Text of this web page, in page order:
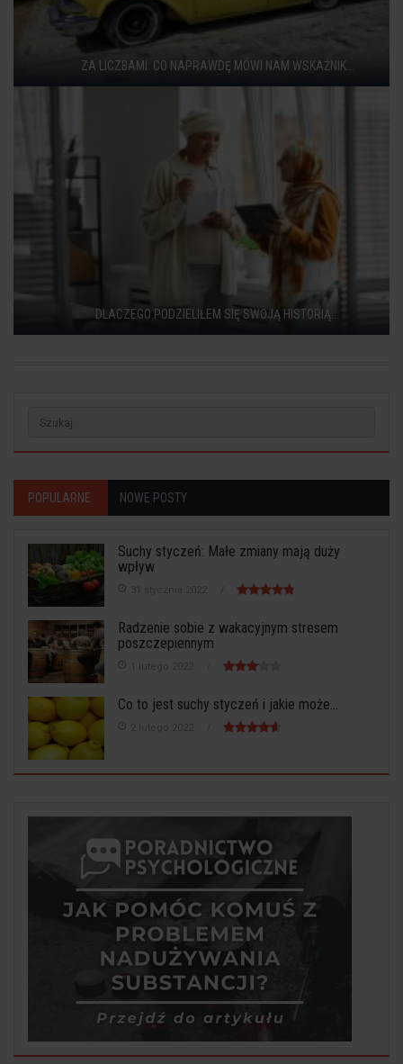
ZA LICZBAMI: CO NAPRAWDĘ MÓWI NAM WSKAŹNIK...
DLACZEGO PODZIELIŁEM SIĘ SWOJĄ HISTORIĄ...
POPULARNE NOWE POSTY
Suchy styczeń: Małe zmiany mają duży
wpływ
31 stycznia 2022
Radzenie sobie z wakacyjnym stresem
poszczepiennym
1 lutego 2022
Co to jest suchy styczeń i jakie może...
2 lutego 2022